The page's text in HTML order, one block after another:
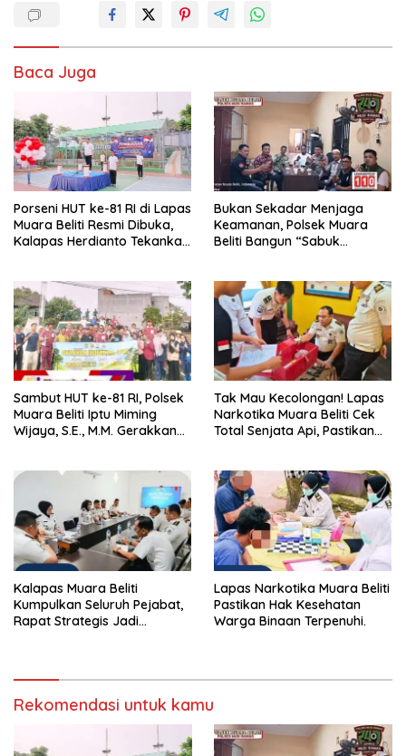
Baca Juga
Porseni HUT ke-81 RI di Lapas
Muara Beliti Resmi Dibuka,
Kalapas Herdianto Tekankan
Bukan Sekadar Menjaga
Keamanan, Polsek Muara
Beliti Bangun “Sabuk
Sambut HUT ke-81 RI, Polsek
Muara Beliti Iptu Miming
Wijaya, S.E., M.M. Gerakkan
Tak Mau Kecolongan! Lapas
Narkotika Muara Beliti Cek
Total Senjata Api, Pastikan
Kalapas Muara Beliti
Kumpulkan Seluruh Pejabat,
Rapat Strategis Jadi
Lapas Narkotika Muara Beliti
Pastikan Hak Kesehatan
Warga Binaan Terpenuhi.
Rekomendasi untuk kamu